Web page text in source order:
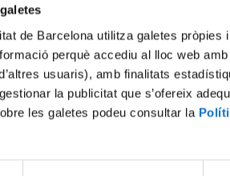
de Barcelona utilitza galetes
perquè accediu al lloc web
usuaris), amb finalitats
la publicitat que s’ofereix
les galetes podeu consultar la
New technologies and
for wastewater sanitation"
Symposium 2014
2014 8